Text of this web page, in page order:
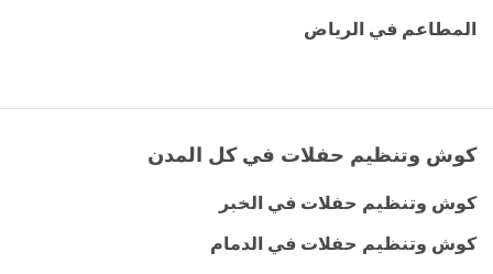
المطاعم في الرياض
كوش وتنظيم حفلات في كل المدن
كوش وتنظيم حفلات في الخبر
كوش وتنظيم حفلات في الدمام